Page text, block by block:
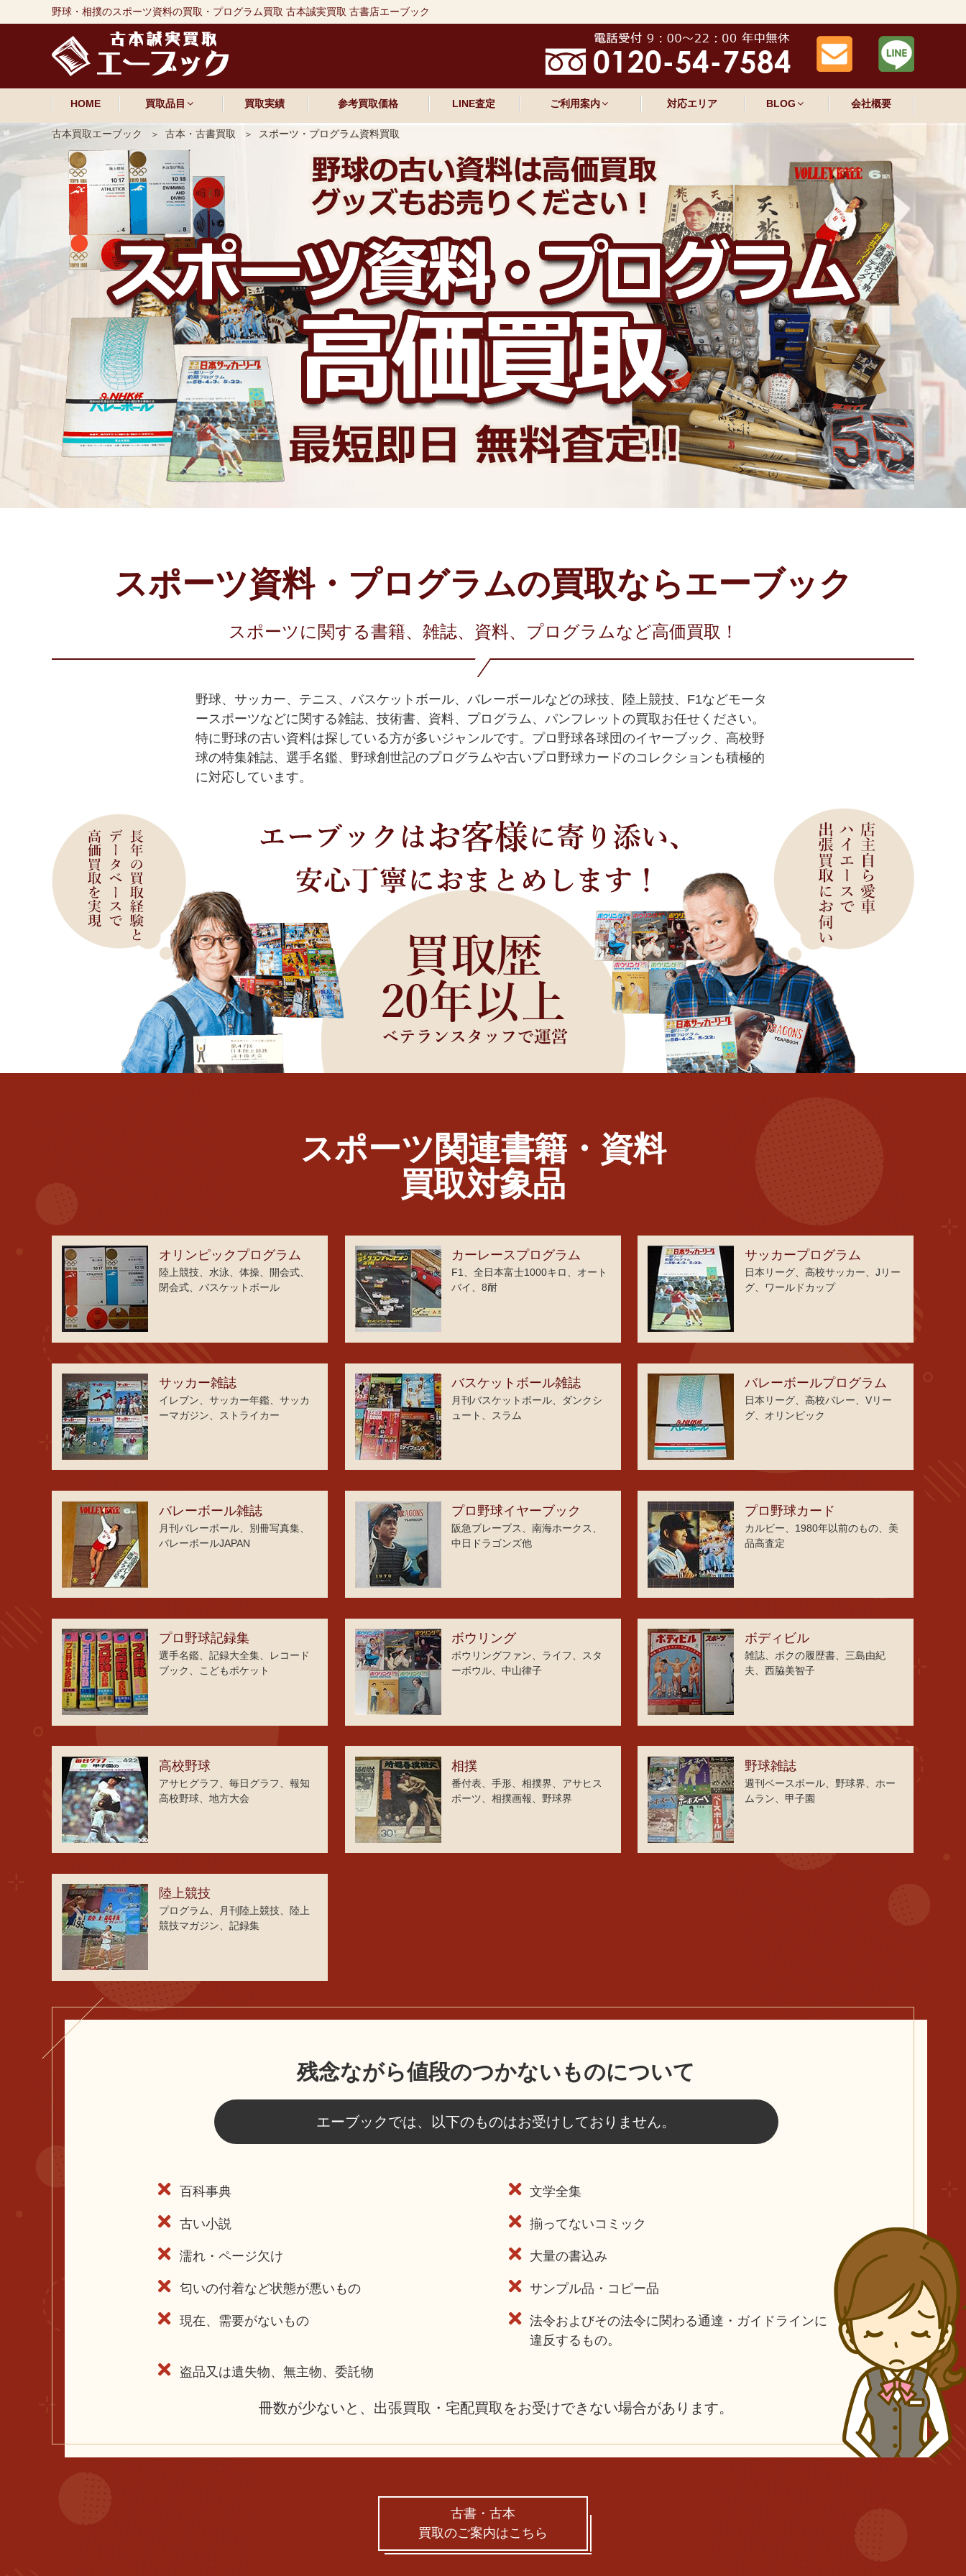
野球・相撲のスポーツ資料の買取・プログラム買取 古本誠実買取 古書店エーブック
HOME 買取品目 買取実績 参考買取価格 LINE査定 ご利用案内 対応エリア BLOG 会社概要
古本買取エーブック 古本・古書買取 スポーツ・プログラム資料買取
スポーツ資料・プログラムの買取ならエーブック
スポーツに関する書籍、雑誌、資料、プログラムなど高価買取！
野球、サッカー、テニス、バスケットボール、バレーボールなどの球技、陸上競技、F1などモータ
ースポーツなどに関する雑誌、技術書、資料、プログラム、パンフレットの買取お任せください。
特に野球の古い資料は探している方が多いジャンルです。プロ野球各球団のイヤーブック、高校野
球の特集雑誌、選手名鑑、野球創世記のプログラムや古いプロ野球カードのコレクションも積極的
に対応しています。
スポーツ関連書籍・資料
買取対象品
オリンピックプログラム
陸上競技、水泳、体操、開会式、
閉会式、バスケットボール
カーレースプログラム
F1、全日本富士1000キロ、オート
バイ、8耐
サッカープログラム
日本リーグ、高校サッカー、Jリー
グ、ワールドカップ
サッカー雑誌
イレブン、サッカー年鑑、サッカ
ーマガジン、ストライカー
バスケットボール雑誌
月刊バスケットボール、ダンクシ
ュート、スラム
バレーボールプログラム
日本リーグ、高校バレー、Vリー
グ、オリンピック
バレーボール雑誌
月刊バレーボール、別冊写真集、
バレーボールJAPAN
プロ野球イヤーブック
阪急ブレーブス、南海ホークス、
中日ドラゴンズ他
プロ野球カード
カルビー、1980年以前のもの、美
品高査定
プロ野球記録集
選手名鑑、記録大全集、レコード
ブック、こどもポケット
ボウリング
ボウリングファン、ライフ、スタ
ーボウル、中山律子
ボディビル
雑誌、ボクの履歴書、三島由紀
夫、西脇美智子
高校野球
アサヒグラフ、毎日グラフ、報知
高校野球、地方大会
相撲
番付表、手形、相撲界、アサヒス
ポーツ、相撲画報、野球界
野球雑誌
週刊ベースボール、野球界、ホー
ムラン、甲子園
陸上競技
プログラム、月刊陸上競技、陸上
競技マガジン、記録集
残念ながら値段のつかないものについて
エーブックでは、以下のものはお受けしておりません。
百科事典 文学全集
古い小説 揃ってないコミック
濡れ・ページ欠け 大量の書込み
匂いの付着など状態が悪いもの サンプル品・コピー品
現在、需要がないもの
法令およびその法令に関わる通達・ガイドラインに
違反するもの。
盗品又は遺失物、無主物、委託物
冊数が少ないと、出張買取・宅配買取をお受けできない場合があります。
古書・古本
買取のご案内はこちら